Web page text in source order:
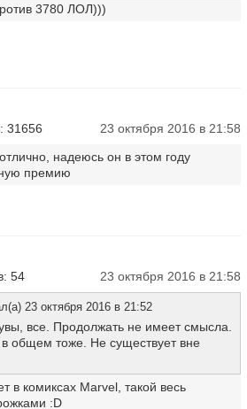
3780 ЛОЛ)))
31656 23 октября 2016 в 21:58
надеюсь он в этом году
премию
54 23 октября 2016 в 21:58
23 октября 2016 в 21:52
все. Продолжать не имеет смысла.
общем тоже. Не существует вне
в комиксах Marvel, такой весь
:D